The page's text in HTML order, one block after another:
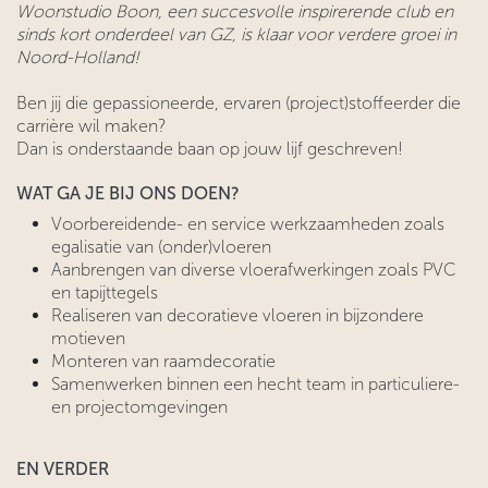
Woonstudio Boon, een succesvolle inspirerende club en
sinds kort onderdeel van GZ, is klaar voor verdere groei in
Noord-Holland!
Ben jij die gepassioneerde, ervaren (project)stoffeerder die
carrière wil maken?
Dan is onderstaande baan op jouw lijf geschreven!
WAT GA JE BIJ ONS DOEN?
Voorbereidende- en service werkzaamheden zoals
egalisatie van (onder)vloeren
Aanbrengen van diverse vloerafwerkingen zoals PVC
en tapijttegels
Realiseren van decoratieve vloeren in bijzondere
motieven
Monteren van raamdecoratie
Samenwerken binnen een hecht team in particuliere-
en projectomgevingen
EN VERDER